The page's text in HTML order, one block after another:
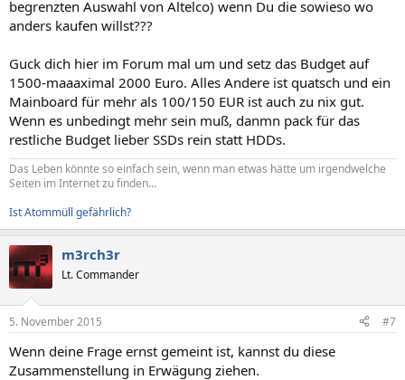
begrenzten Auswahl von Altelco) wenn Du die sowieso wo
anders kaufen willst???
Guck dich hier im Forum mal um und setz das Budget auf
1500-maaaximal 2000 Euro. Alles Andere ist quatsch und ein
Mainboard für mehr als 100/150 EUR ist auch zu nix gut.
Wenn es unbedingt mehr sein muß, danmn pack für das
restliche Budget lieber SSDs rein statt HDDs.
Das Leben könnte so einfach sein, wenn man etwas hätte um irgendwelche
Seiten im Internet zu finden...
Ist Atommüll gefährlich?
m3rch3r
Lt. Commander
5. November 2015 #7
Wenn deine Frage ernst gemeint ist, kannst du diese
Zusammenstellung in Erwägung ziehen.